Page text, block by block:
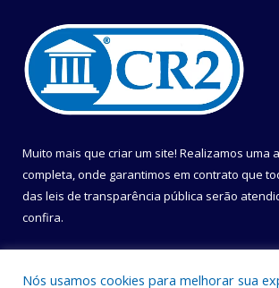
Muito mais que criar um site! Realizamos uma
completa, onde garantimos em contrato que
das leis de transparência pública serão
confira.
Nós usamos cookies para melhorar sua